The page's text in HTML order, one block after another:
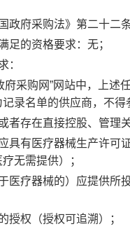
政府采购法》第二十二
足的资格要求：无；
：
府采购网”网站中，上
录名单的供应商，不得
者存在直接控股、管理
具有医疗器械生产许可证
疗无需提供）；
医疗器械的） 应提供所
授权（授权可追溯）；